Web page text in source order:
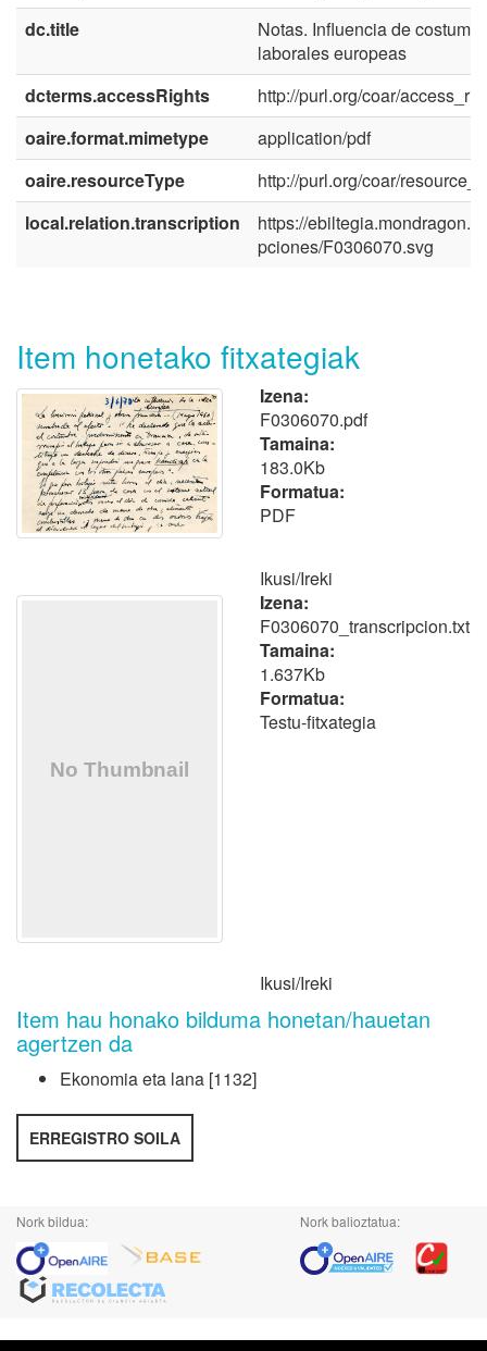
dc.title
Notas. Influencia de
laborales europeas
dcterms.accessRights
http://purl.org/coar/
oaire.format.mimetype
application/pdf
oaire.resourceType
http://purl.org/coar/
local.relation.transcription
https://
pciones/F0306070.svg
Item honetako fitxategiak
Izena:
F0306070.pdf
Tamaina:
183.0Kb
Formatua:
PDF
Ikusi/Ireki
Izena:
F0306070_transcripcion.txt
Tamaina:
1.637Kb
Formatua:
Testu-fitxategia
Ikusi/Ireki
Item hau honako bilduma honetan/hauetan
agertzen da
Ekonomia eta lana [1132]
ERREGISTRO SOILA
Nork bildua: Nork balioztatua: